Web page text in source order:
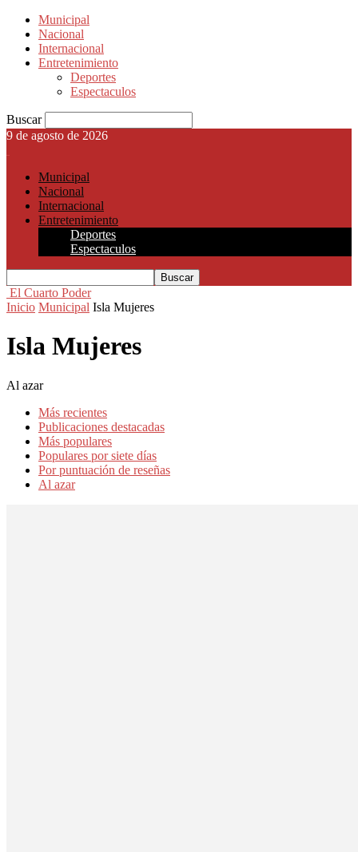
Municipal
Nacional
Internacional
Entretenimiento
Deportes
Espectaculos
Buscar
9 de agosto de 2026
Municipal
Nacional
Internacional
Entretenimiento
Deportes
Espectaculos
El Cuarto Poder
Inicio Municipal Isla Mujeres
Isla Mujeres
Al azar
Más recientes
Publicaciones destacadas
Más populares
Populares por siete días
Por puntuación de reseñas
Al azar